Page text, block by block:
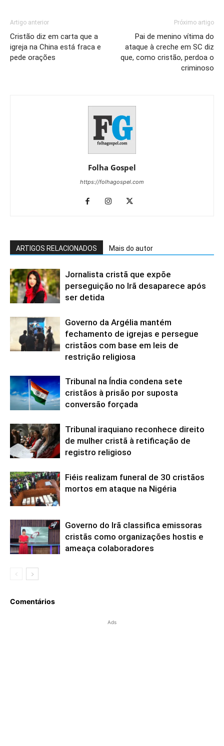
Artigo anterior
Cristão diz em carta que a
igreja na China está fraca e
pede orações
Próximo artigo
Pai de menino vítima do
ataque à creche em SC diz
que, como cristão, perdoa o
criminoso
Folha Gospel
https://folhagospel.com
ARTIGOS RELACIONADOS Mais do autor
Jornalista cristã que expõe
perseguição no Irã desaparece após
ser detida
Governo da Argélia mantém
fechamento de igrejas e persegue
cristãos com base em leis de
restrição religiosa
Tribunal na Índia condena sete
cristãos à prisão por suposta
conversão forçada
Tribunal iraquiano reconhece direito
de mulher cristã à retificação de
registro religioso
Fiéis realizam funeral de 30 cristãos
mortos em ataque na Nigéria
Governo do Irã classifica emissoras
cristãs como organizações hostis e
ameaça colaboradores
Comentários
Ads